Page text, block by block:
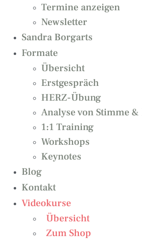
Termine anzeigen
Newsletter
Sandra Borgarts
Formate
Übersicht
Erstgespräch
HERZ-Übung
Analyse von Stimme &
1:1 Training
Workshops
Keynotes
Blog
Kontakt
Videokurse
Übersicht
Zum Shop